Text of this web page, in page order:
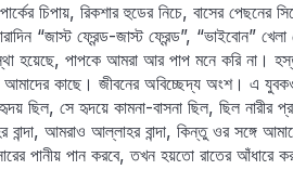
চিপায়, রিকশার হুডের নিচে, বাসের পেছনের
“জাস্ট ফ্রেন্ড-জাস্ট ফ্রেন্ড”, “ভাইবোন”
হয়েছে, পাপকে আমরা আর পাপ মনে করি না।
আমাদের কাছে। জীবনের অবিচ্ছেদ্য অংশ। এ
ছিল, সে হৃদয়ে কামনা-বাসনা ছিল, ছিল নারীর
বান্দা, আমরাও আল্লাহর বান্দা, কিন্তু ওর সঙ্গে
পানীয় পান করবে, তখন হয়তো রাতের আঁধারে